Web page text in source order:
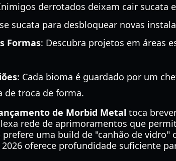
derrotados deixam cair sucata
sucata para desbloquear novas
Formas: Descubra projetos em áreas
: Cada bioma é guardado por um
de troca de forma.
de Morbid Metal toca
rede de aprimoramentos que
prefere uma build de "canhão de
oferece profundidade suficiente